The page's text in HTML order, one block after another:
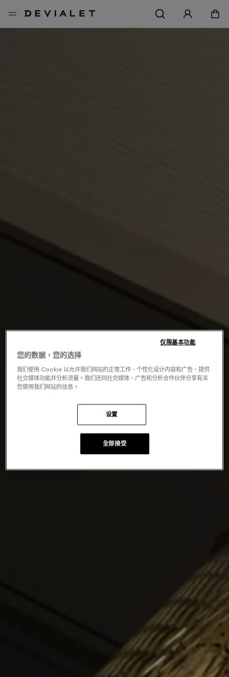
您的数据，您的选择
我们使用 Cookie 以允许我们网站的正常工作、个性化设计内容和广告、提供
社交媒体功能并分析流量。我们还同社交媒体、广告和分析合作伙伴分享有关
您使用我们网站的信息。
设置
仅限基本功能
全部接受